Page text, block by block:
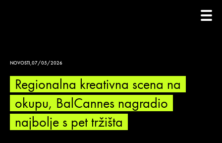
NOVOSTI,07/05/2026
Regionalna kreativna scena na
okupu, BalCannes nagradio
najbolje s pet tržišta